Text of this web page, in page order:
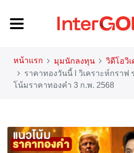
หน้าแรก มุมนักลงทุน
วิดีโอวิ
ราคาทองวันนี้ l วิเคราะห์กราฟ
โน้มราคาทองคำ 3 ก.พ. 2568